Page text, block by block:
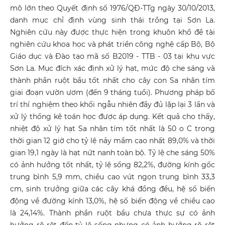
mô lớn theo Quyết định số 1976/QĐ-TTg ngày 30/10/2013,
danh mục chỉ định vùng sinh thái trồng tại Sơn La.
Nghiên cứu này được thực hiện trong khuôn khổ đề tài
nghiên cứu khoa học và phát triển công nghệ cấp Bộ, Bộ
Giáo dục và Đào tạo mã số B2019 - TTB - 03 tại khu vực
Sơn La. Mục đích xác định xử lý hạt, mức độ che sáng và
thành phần ruột bầu tốt nhất cho cây con Sa nhân tím
giai đoạn vườn ươm (đến 9 tháng tuổi). Phương pháp bố
trí thí nghiệm theo khối ngẫu nhiên đầy đủ lặp lại 3 lần và
xử lý thống kê toán học được áp dụng. Kết quả cho thấy,
nhiệt độ xử lý hạt Sa nhân tím tốt nhất là 50 o C trong
thời gian 12 giờ cho tỷ lệ nảy mầm cao nhất 89,0% và thời
gian 19,1 ngày là hạt nứt nanh toàn bộ. Tỷ lệ che sáng 50%
có ảnh hưởng tốt nhất, tỷ lệ sống 82,2%, đường kính gốc
trung bình 5,9 mm, chiều cao vút ngọn trung bình 33,3
cm, sinh trưởng giữa các cây khá đồng đều, hệ số biến
động về đường kính 13,0%, hệ số biến động về chiều cao
là 24,14%. Thành phần ruột bầu chưa thực sự có ảnh